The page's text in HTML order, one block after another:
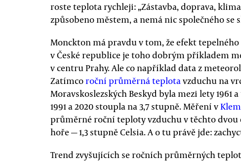
roste teplota rychleji: „Zástavba, doprava,
způsobeno městem, a nemá nic společného
Monckton má pravdu v tom, že efekt
v České republice je toho dobrým příkladem
v centru Prahy. Ale co například data z
Zatímcoroční průměrná teplotavzduchu na
Moravskoslezských Beskyd byla mezi lety 1961
1991 a 2020 stoupla na 3,7 stupně. Měření v
průměrné roční teploty vzduchu v těchto dvou
hoře — 1,3 stupně Celsia. A o tu právě jde:
Trend zvyšujících se ročních průměrných